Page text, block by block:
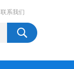
联系我们